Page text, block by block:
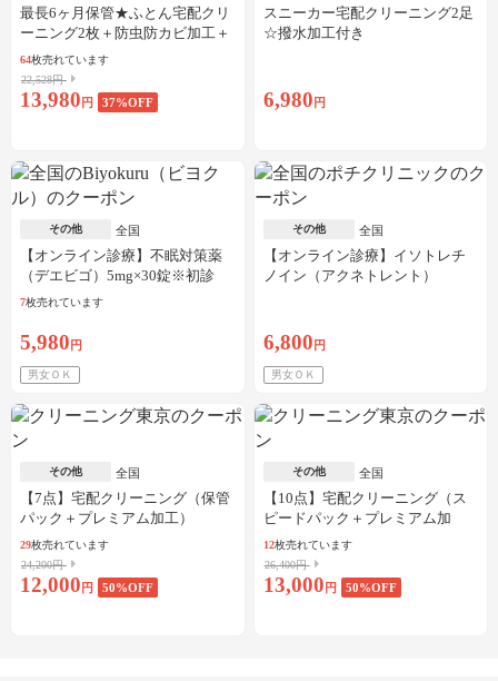
最長6ヶ月保管★ふとん宅配クリ
ーニング2枚＋防虫防カビ加工＋
しみ抜き
64枚売れています
22,528円
13,980 円 37%OFF
スニーカー宅配クリーニング2足
☆撥水加工付き
6,980 円
その他 全国
【オンライン診療】不眠対策薬
（デエビゴ）5mg×30錠※初診
料・送料込
7枚売れています
5,980 円
男女ＯＫ
その他 全国
【オンライン診療】イソトレチ
ノイン（アクネトレント）
6,800 円
男女ＯＫ
その他 全国
【7点】宅配クリーニング（保管
パック＋プレミアム加工）
29枚売れています
24,200円
12,000 円 50%OFF
その他 全国
【10点】宅配クリーニング（ス
ピードパック＋プレミアム加
工）
12枚売れています
26,400円
13,000 円 50%OFF